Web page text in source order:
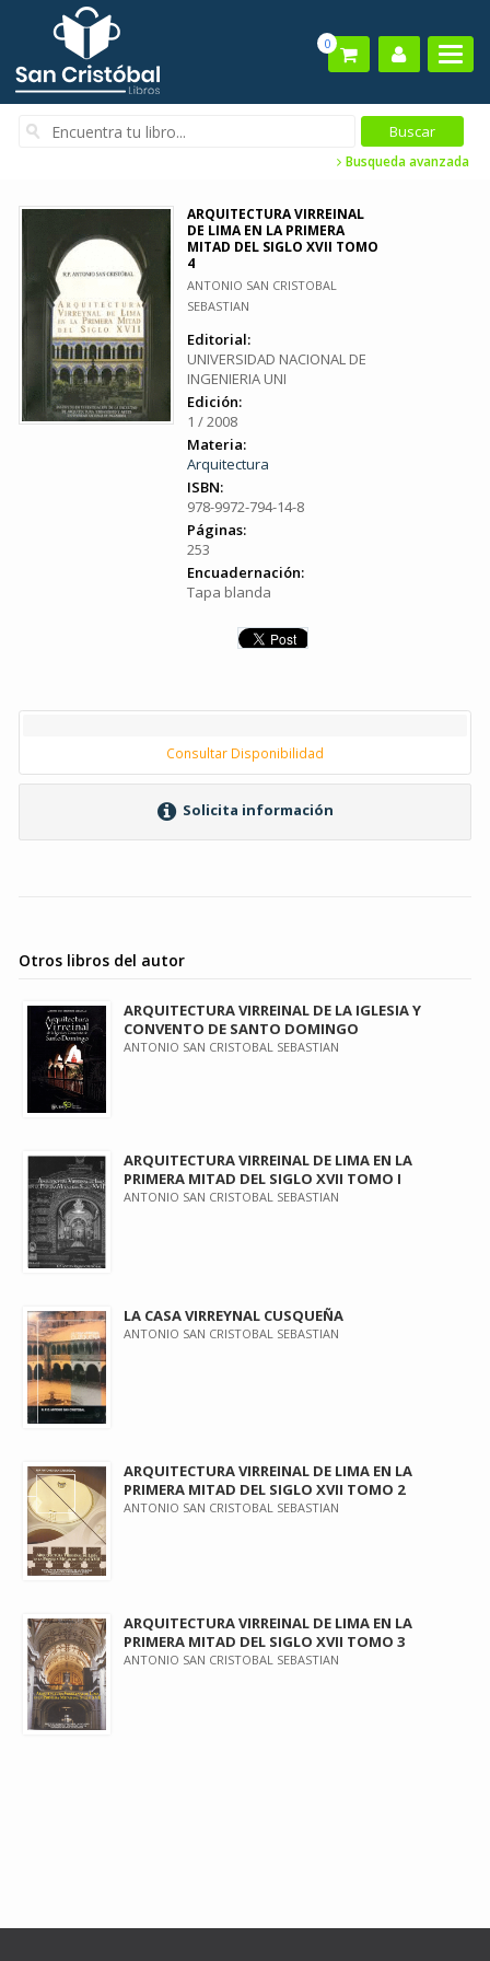
0
Busqueda avanzada
ARQUITECTURA VIRREINAL
DE LIMA EN LA PRIMERA
MITAD DEL SIGLO XVII TOMO
4
ANTONIO SAN CRISTOBAL
SEBASTIAN
Editorial:
UNIVERSIDAD NACIONAL DE
INGENIERIA UNI
Edición:
1 / 2008
Materia:
Arquitectura
ISBN:
978-9972-794-14-8
Páginas:
253
Encuadernación:
Tapa blanda
Consultar Disponibilidad
Solicita información
Otros libros del autor
ARQUITECTURA VIRREINAL DE LA IGLESIA Y
CONVENTO DE SANTO DOMINGO
ANTONIO SAN CRISTOBAL SEBASTIAN
ARQUITECTURA VIRREINAL DE LIMA EN LA
PRIMERA MITAD DEL SIGLO XVII TOMO I
ANTONIO SAN CRISTOBAL SEBASTIAN
LA CASA VIRREYNAL CUSQUEÑA
ANTONIO SAN CRISTOBAL SEBASTIAN
ARQUITECTURA VIRREINAL DE LIMA EN LA
PRIMERA MITAD DEL SIGLO XVII TOMO 2
ANTONIO SAN CRISTOBAL SEBASTIAN
ARQUITECTURA VIRREINAL DE LIMA EN LA
PRIMERA MITAD DEL SIGLO XVII TOMO 3
ANTONIO SAN CRISTOBAL SEBASTIAN